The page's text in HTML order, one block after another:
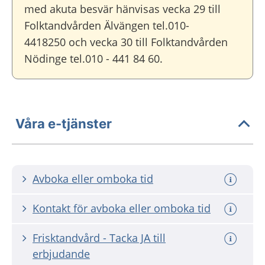
med akuta besvär hänvisas vecka 29 till
Folktandvården Älvängen tel.010-
4418250 och vecka 30 till Folktandvården
Nödinge tel.010 - 441 84 60.
Våra e-tjänster
Avboka eller omboka tid
Kontakt för avboka eller omboka tid
Frisktandvård - Tacka JA till
erbjudande